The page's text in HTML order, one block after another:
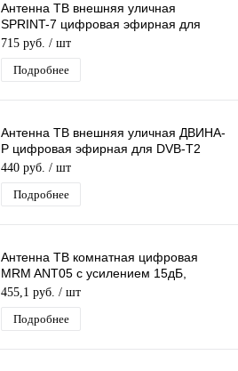
Антенна ТВ внешняя уличная
SPRINT-7 цифровая эфирная для
DVB-T2 телевидения Рэмо BAS-1156-
Р
715 руб. / шт
Подробнее
Антенна ТВ внешняя уличная ДВИНА-
Р цифровая эфирная для DVB-T2
Рэмо BAS-1110-Р
440 руб. / шт
Подробнее
Антенна ТВ комнатная цифровая
MRM ANT05 с усилением 15дБ,
эфирная для DVB-T2 телевидения
455,1 руб. / шт
Подробнее